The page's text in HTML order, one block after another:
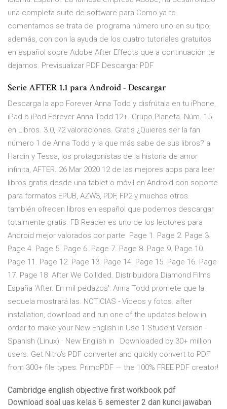
una completa suite de software para Como ya te
comentamos se trata del programa número uno en su tipo,
además, con con la ayuda de los cuatro tutoriales gratuitos
en español sobre Adobe After Effects que a continuación te
dejamos. Previsualizar PDF Descargar PDF
Serie AFTER 1.1 para Android - Descargar
Descarga la app Forever Anna Todd y disfrútala en tu iPhone,
iPad o iPod Forever Anna Todd 12+. Grupo Planeta. Núm. 15
en Libros. 3.0, 72 valoraciones. Gratis ¿Quieres ser la fan
número 1 de Anna Todd y la que más sabe de sus libros? a
Hardin y Tessa, los protagonistas de la historia de amor
infinita, AFTER. 26 Mar 2020 12 de las mejores apps para leer
libros gratis desde una tablet o móvil en Android con soporte
para formatos EPUB, AZW3, PDF, FP2 y muchos otros.
también ofrecen libros en español que podemos descargar
totalmente gratis. FB Reader es uno de los lectores para
Android mejor valorados por parte Page 1. Page 2. Page 3.
Page 4. Page 5. Page 6. Page 7. Page 8. Page 9. Page 10.
Page 11. Page 12. Page 13. Page 14. Page 15. Page 16. Page
17. Page 18 After We Collided. Distribuidora Diamond Films
España 'After. En mil pedazos': Anna Todd promete que la
secuela mostrará las. NOTICIAS - Videos y fotos. after
installation, download and run one of the updates below in
order to make your New English in Use 1 Student Version -
Spanish (Linux) · New English in Downloaded by 30+ million
users. Get Nitro's PDF converter and quickly convert to PDF
from 300+ file types. PrimoPDF — the 100% FREE PDF creator!
Cambridge english objective first workbook pdf
Download soal uas kelas 6 semester 2 dan kunci jawaban